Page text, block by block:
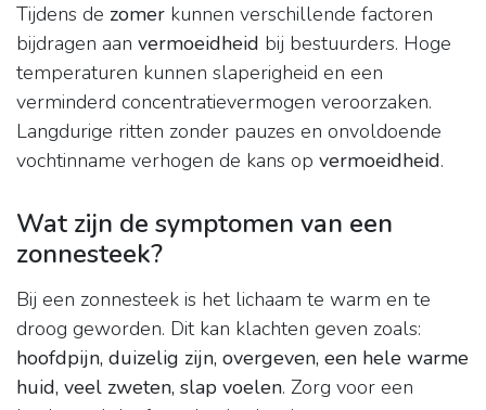
Tijdens de zomer kunnen verschillende factoren
bijdragen aan vermoeidheid bij bestuurders. Hoge
temperaturen kunnen slaperigheid en een
verminderd concentratievermogen veroorzaken.
Langdurige ritten zonder pauzes en onvoldoende
vochtinname verhogen de kans op vermoeidheid.
Wat zijn de symptomen van een
zonnesteek?
Bij een zonnesteek is het lichaam te warm en te
droog geworden. Dit kan klachten geven zoals:
hoofdpijn, duizelig zijn, overgeven, een hele warme
huid, veel zweten, slap voelen. Zorg voor een